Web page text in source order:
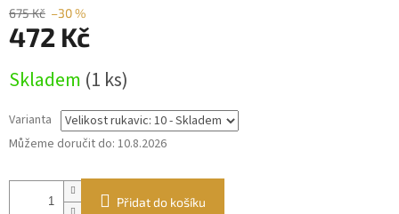
675 Kč –30 %
472 Kč
cena:
Skladem (1 ks)
Varianta
Můžeme doručit do: 10.8.2026
Přidat do košíku